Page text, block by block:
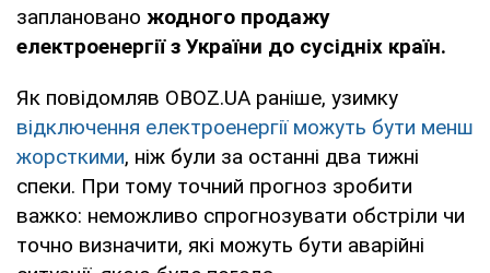
заплановано жодного продажу
електроенергії з України до сусідніх країн.
Як повідомляв OBOZ.UA раніше, узимку
відключення електроенергії можуть бути менш
жорсткими, ніж були за останні два тижні
спеки. При тому точний прогноз зробити
важко: неможливо спрогнозувати обстріли чи
точно визначити, які можуть бути аварійні